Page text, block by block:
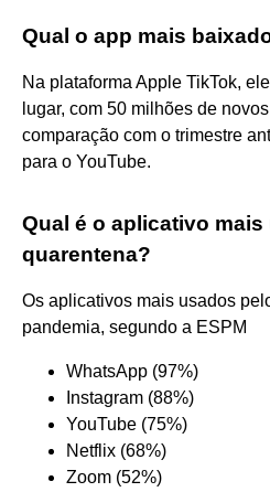
Qual o app mais
Na plataforma Apple TikTok,
lugar, com 50 milhões de
comparação com o trimestre
para o YouTube.
Qual é o aplicativo mais
quarentena?
Os aplicativos mais usados
pandemia, segundo a ESPM
WhatsApp (97%)
Instagram (88%)
YouTube (75%)
Netflix (68%)
Zoom (52%)